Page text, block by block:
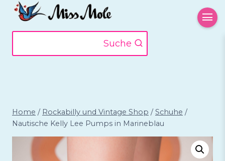
Zum
Inhalt
springen
Suche
Home / Rockabilly und Vintage Shop / Schuhe /
Nautische Kelly Lee Pumps in Marineblau